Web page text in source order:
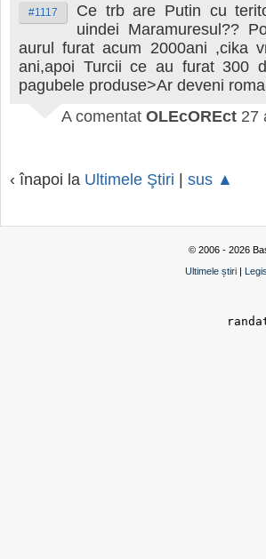
#1117
Ce trb are Putin cu
uindei Maramuresul??
aurul furat acum 2000ani ,cika
ani,apoi Turcii ce au furat 300
pagubele produse>Ar deveni
A comentat OLEcOREct 27
‹ înapoi la Ultimele Ştiri | sus ▲
© 2006 - 2026
Ultimele știri |